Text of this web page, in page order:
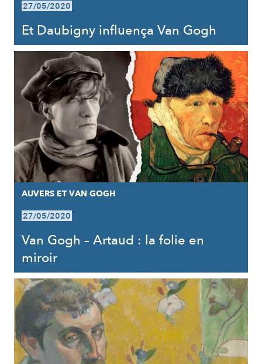
27/05/2020
Et Daubigny influença Van Gogh
AUVERS ET VAN GOGH
27/05/2020
Van Gogh – Artaud : la folie en
miroir